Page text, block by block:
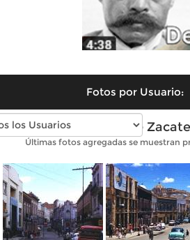
Fotos por Usuario:
Fotos antiguas de
Últimas fotos agregadas se muestran